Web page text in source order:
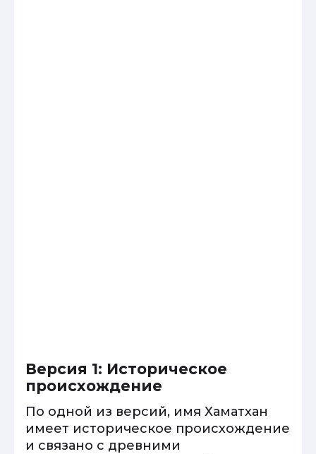
Версия 1: Историческое
происхождение
По одной из версий, имя Хаматхан
имеет историческое происхождение
и связано с древними